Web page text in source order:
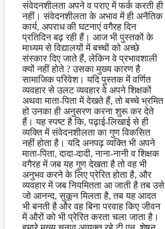
संवेदनशीलता अपने व पराए में फर्क करती ही
नहीं। संवेदनशीलता के अभाव में ही अनैतिक
कार्य, अपराध की घटनाएं वगैरह दिन
प्रतिदिन बढ़ रही हैं। आज भी पुस्तकों के
माध्यम से विद्यालयों में बच्चों को अच्छे
संस्कार दिए जाते हैं, लेकिन वे प्रभावशाली
क्यों नहीं होते ? उसका मुख्य कारण है
सामाजिक परिवेश। यदि पुस्तक में वर्णित
व्यवहार से उलट व्यवहार वे अपने शिक्षकों
अथवा माता-पिता में देखते हैं, तो बच्चे भ्रमित
हो उनका ही अनुसरण करना शुरू कर देते
हैं। यह स्पष्ट है कि, पढ़ाई-लिखाई से ही
व्यक्ति में संवेदनशीलता का गुण विकसित
नहीं होता है। यदि अनपढ़ व्यक्ति भी अपने
माता-पिता, दादा-दादी, नाना-नानी व शिक्षक
वगैरह में जब यह गुण देखता है तो वह भी
अनुभव करने के लिए प्रेरित होता है, और
व्यवहार में जब नियमितता आ जाती है तब उसे
जो आनन्द, सुकून मिलता है, तब यह आदत
भी बनती है और वह बिना परवाह किए जीवन
में औरों को भी प्रेरित करता चला जाता है।